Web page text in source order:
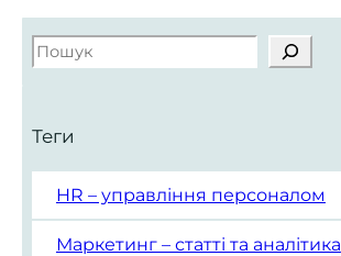
S
e
c
h
Теги
HR – управління персоналом
Маркетинг – статті та аналітика